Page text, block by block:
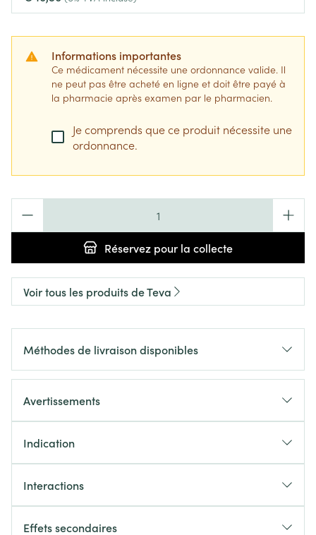
Informations importantes
Ce médicament nécessite une ordonnance valide. Il
ne peut pas être acheté en ligne et doit être payé à
la pharmacie après examen par le pharmacien.
Je comprends que ce produit nécessite une
ordonnance.
Réservez pour la collecte
Voir tous les produits de Teva
Méthodes de livraison disponibles
Avertissements
Indication
Interactions
Effets secondaires